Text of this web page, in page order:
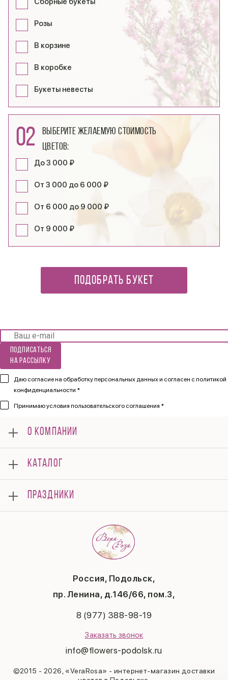
Розы
В корзине
В коробке
Букеты невесты
02
Выберите желаемую стоимость
цветов:
До 3 000 ₽
От 3 000 до 6 000 ₽
От 6 000 до 9 000 ₽
От 9 000 ₽
ПОДОБРАТЬ БУКЕТ
Подписаться
на рассылку
Даю согласие на обработку персональных данных и согласен с политикой
конфиденциальности *
Принимаюусловия пользовательского соглашения *
Россия, Подольск,
пр. Ленина, д.146/66, пом.3,
8 (977) 388-98-19
Заказать звонок
info@flowers-podolsk.ru
©2015 - 2026, «VeraRosa» - интернет-магазин доставки
О КОМПАНИИ
Мероприятия
Корпоративным клиентам
Оплата
Доставка
Отзывы
Политика конфиденциальности
КАТАЛОГ
Композиции
Подарки
ПРАЗДНИКИ
Последний звонок